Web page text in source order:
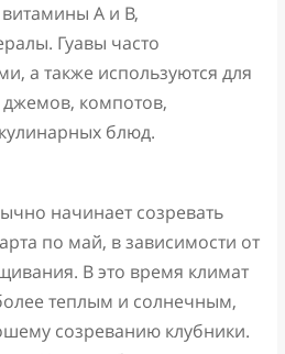
A и B,
Гуавы часто
а также используются для
джемов, компотов,
блюд.
начинает созревать
по май, в зависимости от
В это время климат
теплым и солнечным,
созреванию клубники.